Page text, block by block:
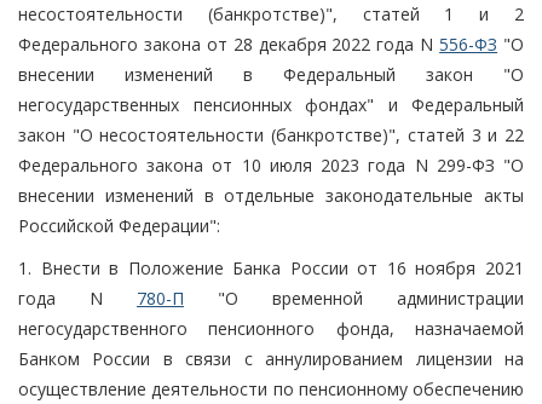
несостоятельности (банкротстве)", статей 1 и 2
Федерального закона от 28 декабря 2022 года N556-ФЗ "О
внесении изменений в Федеральный закон "О
негосударственных пенсионных фондах" и Федеральный
закон "О несостоятельности (банкротстве)", статей 3 и 22
Федерального закона от 10 июля 2023 года N 299-ФЗ "О
внесении изменений в отдельные законодательные акты
Российской Федерации":
1. Внести в Положение Банка России от 16 ноября 2021
года N 780-П "О временной администрации
негосударственного пенсионного фонда, назначаемой
Банком России в связи с аннулированием лицензии на
осуществление деятельности по пенсионному обеспечению